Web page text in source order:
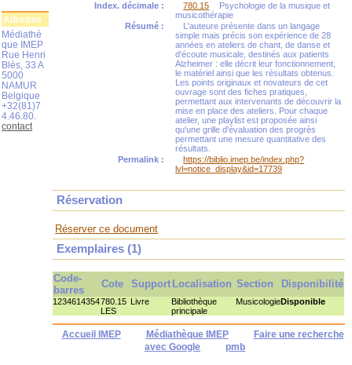
Index. décimale :
780.15
Psychologie de la musique et
musicothérapie
Résumé :
L'auteure présente dans un langage
simple mais précis son expérience de 28
années en ateliers de chant, de danse et
d'écoute musicale, destinés aux patients
Alzheimer : elle décrit leur fonctionnement,
le matériel ainsi que les résultats obtenus.
Les points originaux et novateurs de cet
ouvrage sont des fiches pratiques,
permettant aux intervenants de découvrir la
mise en place des ateliers. Pour chaque
atelier, une playlist est proposée ainsi
qu'une grille d'évaluation des progrès
permettant une mesure quantitative des
résultats.
Permalink :
https://biblio.imep.be/index.php?
lvl=notice_display&id=17739
Réservation
Réserver ce document
Exemplaires (1)
Code-
barres
Cote Support Localisation Section Disponibilité
1234614354780.15
LES
Livre
Bibliothèque
principale
MusicologieDisponible
Accueil IMEP Médiathèque IMEP
Faire une recherche
avec Google
pmb
Adresse
Médiathè
que IMEP
Rue Henri
Blès, 33 A
5000
NAMUR
Belgique
+32(81)7
4.46.80.
contact